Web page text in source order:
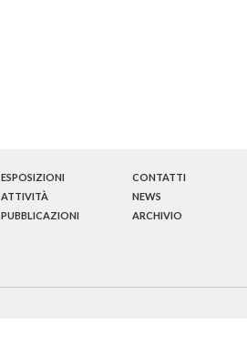
ESPOSIZIONI
ATTIVITÀ
PUBBLICAZIONI
CONTATTI
NEWS
ARCHIVIO